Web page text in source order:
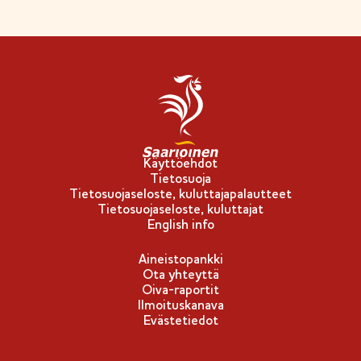
Käyttöehdot
Tietosuoja
Tietosuojaseloste, kuluttajapalautteet
Tietosuojaseloste, kuluttajat
English info
Aineistopankki
Ota yhteyttä
Oiva-raportit
Ilmoituskanava
Evästetiedot